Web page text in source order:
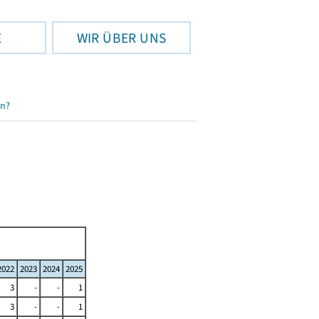
WIR ÜBER UNS
2023 2024 2025
3 - -
1
3 - -
1